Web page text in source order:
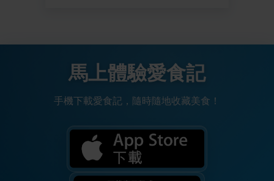
馬上體驗愛食記
手機下載愛食記，隨時隨地收藏美食！